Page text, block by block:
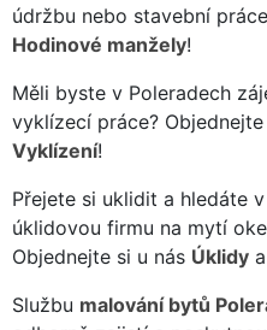
údržbu nebo stavební
Hodinové manžely!
Měli byste v Poleradech
vyklízecí práce?
Vyklízení!
Přejete si uklidit a hledáte
úklidovou firmu na mytí
Objednejte si u nás Úklidy a
Službu malování bytů